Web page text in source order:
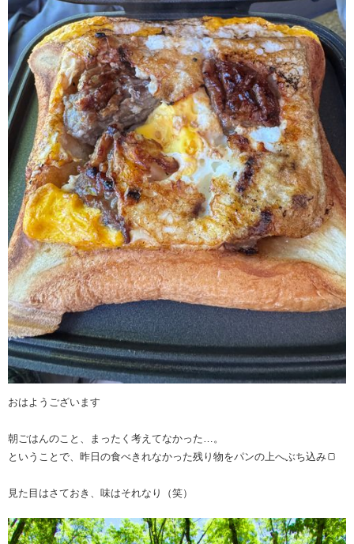
おはようございます
朝ごはんのこと、まったく考えてなかった…。
ということで、昨日の食べきれなかった残り物をパンの上へぶち込み🍞
見た目はさておき、味はそれなり（笑）